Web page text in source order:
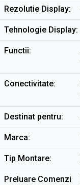
Rezolutie Display
Tehnologie Display
Functii
Conectivitate
Destinat pentru
Marca
Tip Montare
Preluare Comenzi